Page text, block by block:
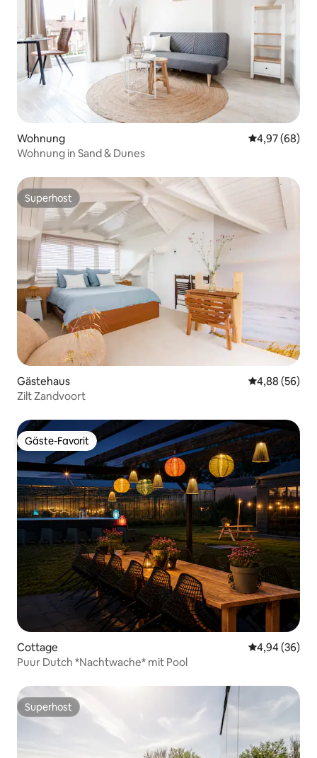
Wohnung
4,97 (68)
Wohnung in Sand & Dunes
Superhost
Superhost
Gästehaus
4,88 (56)
Zilt Zandvoort
Gäste-Favorit
Gäste-Favorit
Cottage
4,94 (36)
Puur Dutch *Nachtwache* mit Pool
Superhost
Superhost